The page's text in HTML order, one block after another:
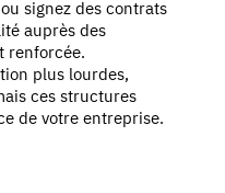
signez des contrats
auprès des
renforcée.
plus lourdes,
ces structures
de votre entreprise.